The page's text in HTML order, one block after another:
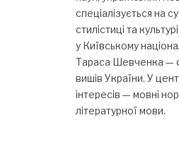
спеціалізується на
стилістиці та
у Київському
Тараса Шевченка —
вишів України. У
інтересів — мовні
літературної мови.